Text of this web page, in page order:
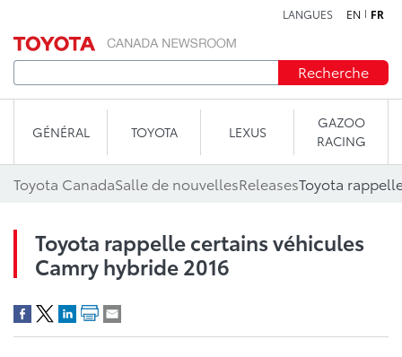
LANGUES EN FR
Recherche
GÉNÉRAL TOYOTA LEXUS
GAZOO
RACING
Toyota CanadaSalle de nouvellesReleases
Toyota rappelle certains véhicules
Camry hybride 2016